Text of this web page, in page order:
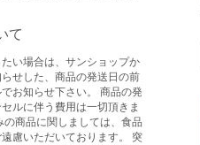
て
い場合は、サンショップか
せした、商品の発送日の前
お知らせ下さい。 商品の発
ルに伴う費用は一切頂きま
商品に関しましては、食品
慮いただいております。 突